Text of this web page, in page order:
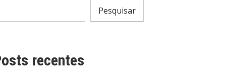
Pesquisar
recentes